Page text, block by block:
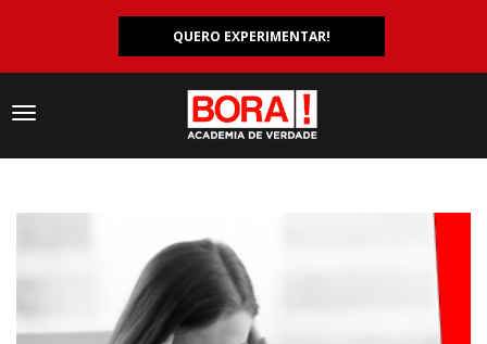
QUERO EXPERIMENTAR!
Navegação